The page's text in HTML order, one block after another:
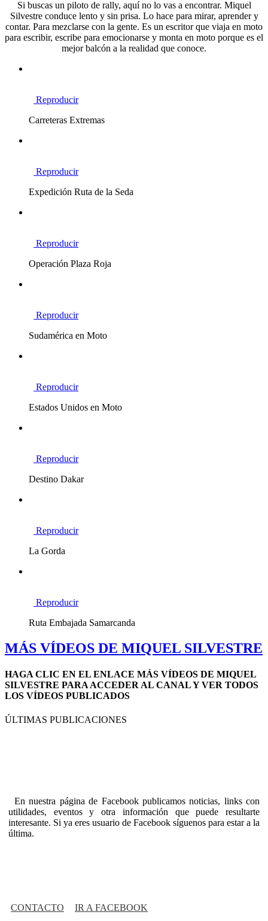
Si buscas un piloto de rally, aquí no lo vas a encontrar. Miquel
Silvestre conduce lento y sin prisa. Lo hace para mirar, aprender y
contar. Para mezclarse con la gente. Es un escritor que viaja en moto
para escribir, escribe para emocionarse y monta en moto porque es el
mejor balcón a la realidad que conoce.
Reproducir
Carreteras Extremas
Reproducir
Expedición Ruta de la Seda
Reproducir
Operación Plaza Roja
Reproducir
Sudamérica en Moto
Reproducir
Estados Unidos en Moto
Reproducir
Destino Dakar
Reproducir
La Gorda
Reproducir
Ruta Embajada Samarcanda
MÁS VÍDEOS DE MIQUEL SILVESTRE
HAGA CLIC EN EL ENLACE MÁS VÍDEOS DE MIQUEL
SILVESTRE PARA ACCEDER AL CANAL Y VER TODOS
LOS VÍDEOS PUBLICADOS
ÚLTIMAS PUBLICACIONES
En nuestra página de Facebook publicamos noticias, links con
utilidades, eventos y otra información que puede resultarte
interesante. Si ya eres usuario de Facebook síguenos para estar a la
última.
CONTACTO
IR A FACEBOOK